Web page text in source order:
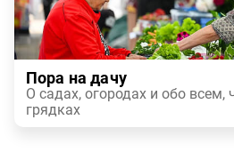
Пора на дачу
О садах, огородах и обо всем,
грядках